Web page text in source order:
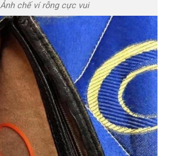
Ảnh chế ví rỗng cực vui